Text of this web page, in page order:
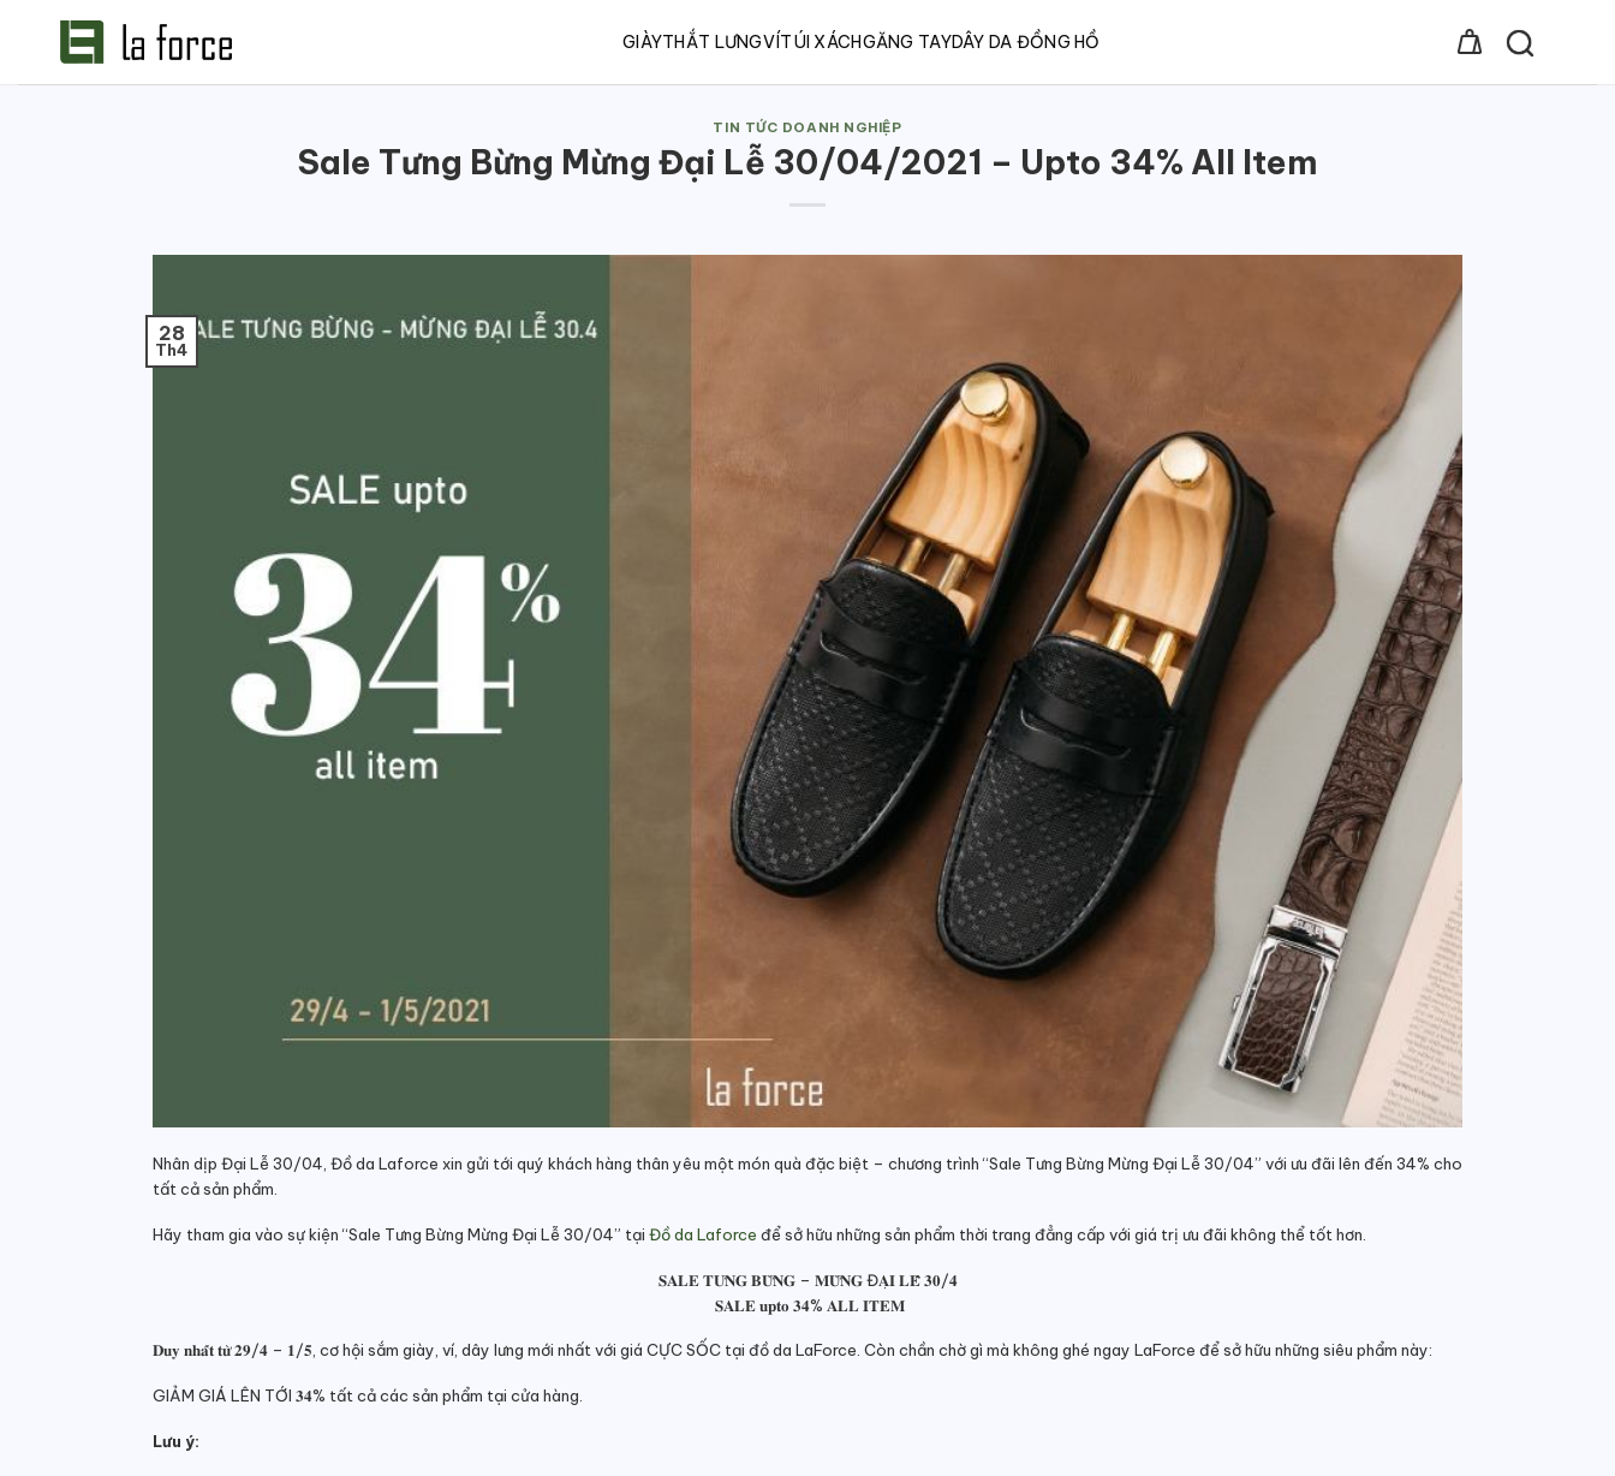
GIÀYTHẮT LƯNGVÍTÚI XÁCHGĂNG TAYDÂY DA ĐỒNG HỒ
TIN TỨC DOANH NGHIỆP
Sale Tưng Bừng Mừng Đại Lễ 30/04/2021 – Upto 34% All Item
28
Th4
Nhân dịp Đại Lễ 30/04, Đồ da Laforce xin gửi tới quý khách hàng thân yêu một món quà đặc biệt – chương trình “Sale Tưng Bừng Mừng Đại Lễ 30/04” với ưu đãi lên đến 34% cho
tất cả sản phẩm.
Hãy tham gia vào sự kiện “Sale Tưng Bừng Mừng Đại Lễ 30/04” tại Đồ da Laforce để sở hữu những sản phẩm thời trang đẳng cấp với giá trị ưu đãi không thể tốt hơn.
𝐒𝐀𝐋𝐄 𝐓𝐔̛𝐍𝐆 𝐁𝐔̛̀𝐍𝐆 – 𝐌𝐔̛̀𝐍𝐆 Đ𝐀̣𝐈 𝐋𝐄̂̃ 𝟑𝟎/𝟒
𝐒𝐀𝐋𝐄 𝐮𝐩𝐭𝐨 𝟑𝟒% 𝐀𝐋𝐋 𝐈𝐓𝐄𝐌
𝐃𝐮𝐲 𝐧𝐡𝐚̂́𝐭 𝐭𝐮̛̀ 𝟐𝟗/𝟒 – 𝟏/𝟓, cơ hội sắm giày, ví, dây lưng mới nhất với giá CỰC SỐC tại đồ da LaForce. Còn chần chờ gì mà không ghé ngay LaForce để sở hữu những siêu phẩm này:
GIẢM GIÁ LÊN TỚI 𝟑𝟒% tất cả các sản phẩm tại cửa hàng.
Lưu ý: